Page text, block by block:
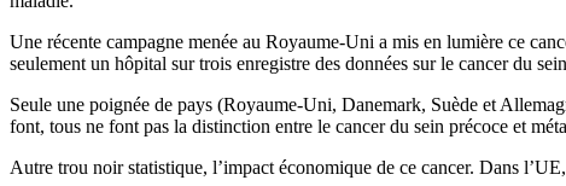
Une récente campagne menée au Royaume-Uni a mis en lumière ce
seulement un hôpital sur trois enregistre des données sur le cancer du
Seule une poignée de pays (Royaume-Uni, Danemark, Suède et
font, tous ne font pas la distinction entre le cancer du sein précoce et
Autre trou noir statistique, l’impact économique de ce cancer. Dans